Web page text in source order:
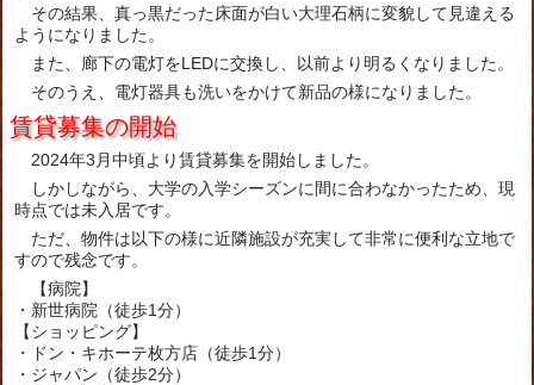
その結果、真っ黒だった床面が白い大理石柄に変貌して見違える
ようになりました。
また、廊下の電灯をLEDに交換し、以前より明るくなりました。
そのうえ、電灯器具も洗いをかけて新品の様になりました。
賃貸募集の開始
2024年3月中頃より賃貸募集を開始しました。
しかしながら、大学の入学シーズンに間に合わなかったため、現
時点では未入居です。
ただ、物件は以下の様に近隣施設が充実して非常に便利な立地で
すので残念です。
【病院】
・新世病院（徒歩1分）
【ショッピング】
・ドン・キホーテ枚方店（徒歩1分）
・ジャパン（徒歩2分）